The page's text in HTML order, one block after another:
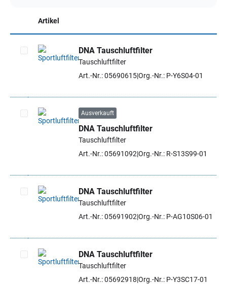
Artikel
Artikel auswählen
DNA Tauschluftfilter
Tauschluftfilter
Art.-Nr.: 05690615Org.-Nr.: P-Y6S04-01
Artikel auswählen
Ausverkauft
DNA Tauschluftfilter
Tauschluftfilter
Art.-Nr.: 05691092 Org.-Nr.: R-S13S99-01
Artikel auswählen
DNA Tauschluftfilter
Tauschluftfilter
Art.-Nr.: 05691902 Org.-Nr.: P-AG10S06-01
Artikel auswählen
DNA Tauschluftfilter
Tauschluftfilter
Art.-Nr.: 05692918 Org.-Nr.: P-Y3SC17-01